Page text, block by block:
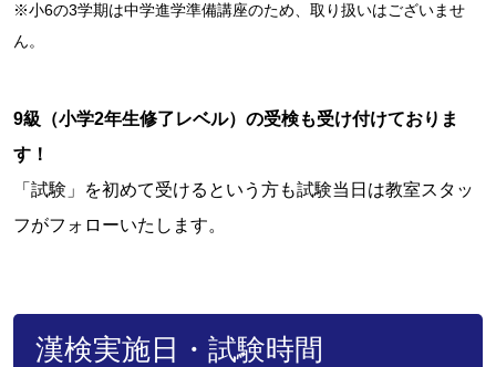
※小6の3学期は中学進学準備講座のため、取り扱いはございませ
ん。
9級（小学2年生修了レベル）の受検も受け付けておりま
す！
「試験」を初めて受けるという方も試験当日は教室スタッ
フがフォローいたします。
漢検実施日・試験時間